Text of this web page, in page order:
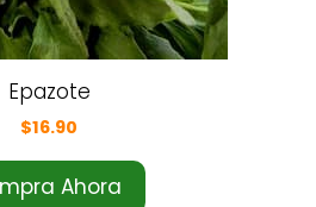
Epazote
$16.90
Ahora